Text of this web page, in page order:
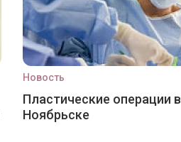
Новость
Пластические операции в
Ноябрьске